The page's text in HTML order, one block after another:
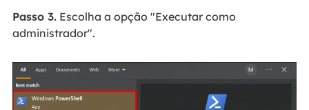
Passo 3.Escolha a opção "Executar como
administrador".